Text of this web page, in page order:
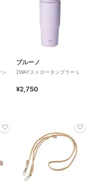
ン
ブルーノ
2WAYストロータンブラー L
¥2,750